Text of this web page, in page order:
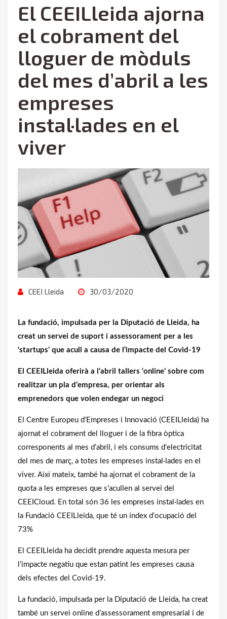
El CEEILleida ajorna
el cobrament del
lloguer de mòduls
del mes d’abril a les
empreses
instal·lades en el
viver
CEEI Lleida 30/03/2020
La fundació, impulsada per la Diputació de Lleida, ha
creat un servei de suport i assessorament per a les
‘startups’ que acull a causa de l’impacte del Covid-19
El CEEILleida oferirà a l’abril tallers ‘online’ sobre com
realitzar un pla d’empresa, per orientar als
emprenedors que volen endegar un negoci
El Centre Europeu d’Empreses i Innovació (CEEILleida) ha
ajornat el cobrament del lloguer i de la fibra òptica
corresponents al mes d’abril, i els consums d’electricitat
del mes de març, a totes les empreses instal·lades en el
viver. Així mateix, també ha ajornat el cobrament de la
quota a les empreses que s’acullen al servei del
CEEICloud. En total són 36 les empreses instal·lades en
la Fundació CEEILleida, que té un índex d’ocupació del
73%
El CEEILleida ha decidit prendre aquesta mesura per
l’impacte negatiu que estan patint les empreses causa
dels efectes del Covid-19.
La fundació, impulsada per la Diputació de Lleida, ha creat
també un servei online d’assessorament empresarial i de